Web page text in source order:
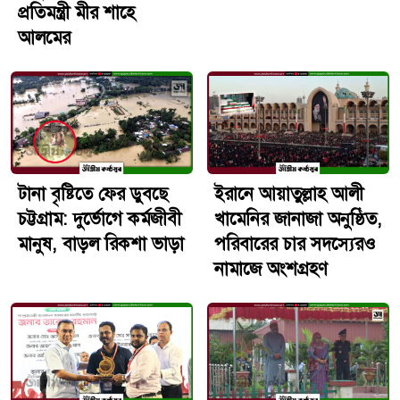
স্থপতি, প্রকৌশলী, ক্রিকেটার কিংবা সাঁতারু হিসেবে দেশমাতাকে
নেতৃত্ব দেবে বলে দৃঢ় আশাবাদ ব্যক্ত করেন তিনি।স্বপ্ন পূরণের
অন্যরকম এক পথচলাবিশ্লেষকদের মতে, দেশের তৃণমূল পর্যায়ে
লুকিয়ে থাকা প্রতিভাগুলো এতদিন সঠিক প্ল্যাটফর্ম বা পরিচর্যার
অভাবে হারিয়ে যেত। নতুন কুঁড়ি স্পোর্টসের মতো উদ্যোগগুলো
সেই শূন্যতা পূরণে দারুণ ভূমিকা রাখছে। খেলাধুলাকে কেবল
বিনোদন নয়, বরং একটি সম্মানজনক পেশা হিসেবে দাঁড় করানোর
এই উদ্যোগ দরিদ্র পরিবারগুলোর মুখে হাসি ফোটাতে শুরু
করেছে।নিজস্ব পর্যবেক্ষণ ও নেপথ্যের গল্পআমাদের দেশের
আনাচে-কানাচে এমন অসংখ্য দেব বা রাকিব ছড়িয়ে আছেন,
যাদের প্রতিভা অর্থাভাবে অঙ্কুরেই নষ্ট হয়ে যায়। এই প্রতিযোগিতার
সবচেয়ে বড় সাফল্য হলো, এটি শুধু কিছু পদক বিতরণের মধ্যে
সীমাবদ্ধ ছিল না, বরং এটি প্রমাণ করেছে যে মেধা কোনো নির্দিষ্ট
ঠিকানায় জন্ম নেয় না—সেটি বস্তি বা সাইকেলের দোকান থেকেও
আলো ছড়াতে পারে।গুরুত্বপূর্ণ দিক'নতুন কুঁড়ি স্পোর্টস'
প্রতিযোগিতার মূল স্লোগান ছিল 'স্বপ্নের পথে, বিজয়ের সাথে' এবং
প্রতিপাদ্য 'ক্রীড়া হলে পেশা, পরিবার পাবে ভরসা'।অনুষ্ঠানে প্রধান
প্রতিমন্ত্রী মীর শাহে
আলমের
টানা বৃষ্টিতে ফের ডুবছে
চট্টগ্রাম: দুর্ভোগে কর্মজীবী
মানুষ, বাড়ল রিকশা ভাড়া
ইরানে আয়াতুল্লাহ আলী
খামেনির জানাজা অনুষ্ঠিত,
পরিবারের চার সদস্যেরও
নামাজে অংশগ্রহণ